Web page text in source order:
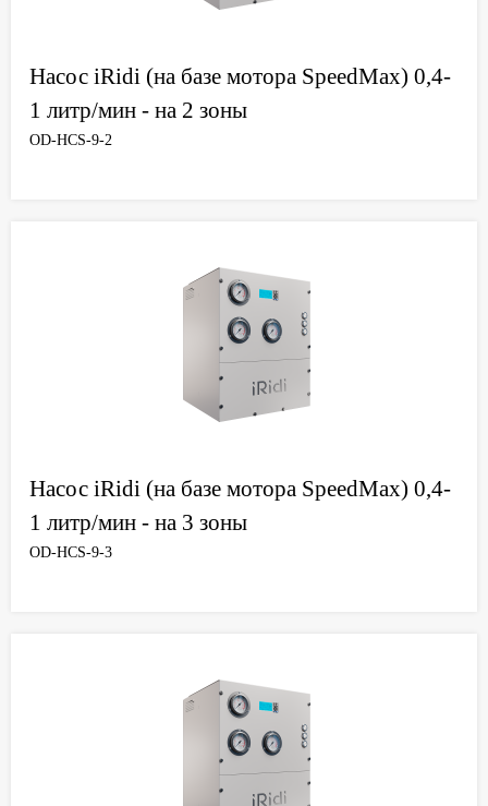
Насос iRidi (на базе мотора SpeedMax) 0,4-
1 литр/мин - на 2 зоны
OD-HCS-9-2
Насос iRidi (на базе мотора SpeedMax) 0,4-
1 литр/мин - на 3 зоны
OD-HCS-9-3